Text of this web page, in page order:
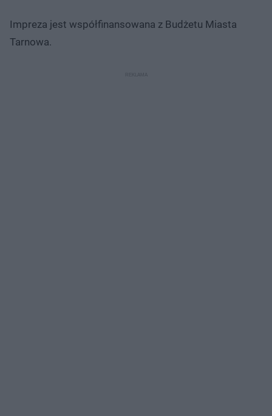
Impreza jest współfinansowana z Budżetu Miasta
Tarnowa.